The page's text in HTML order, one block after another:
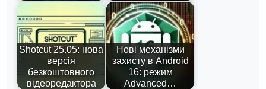
Shotcut 25.05: нова
версія
безкоштовного
відеоредактора
Нові механізми
захисту в Android
16: режим
Advanced…